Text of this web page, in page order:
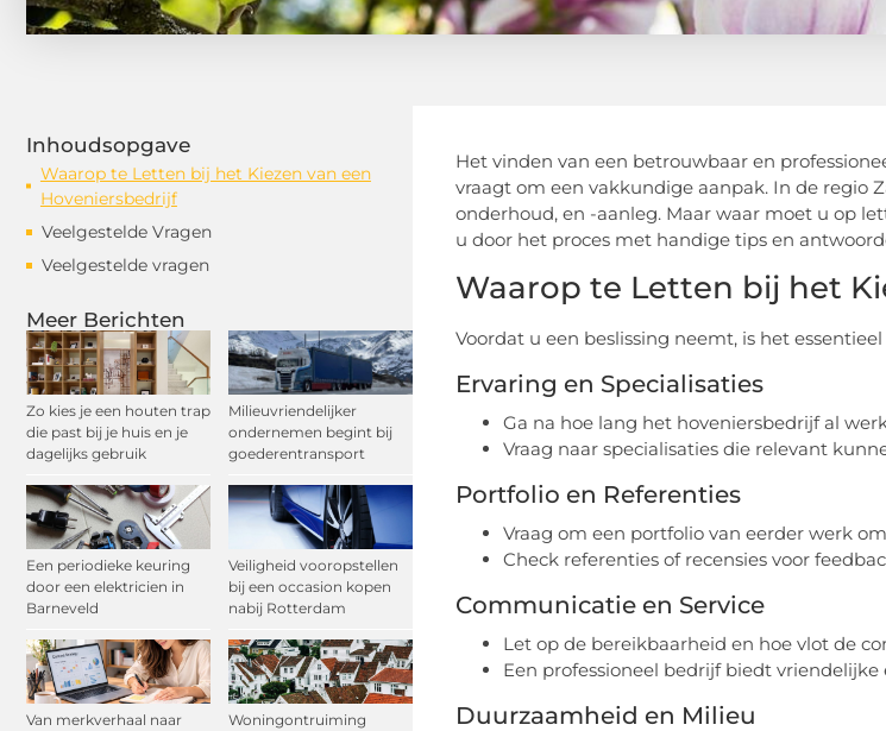
Inhoudsopgave
Waarop te Letten bij het Kiezen van een
Hoveniersbedrijf
Veelgestelde Vragen
Veelgestelde vragen
Meer Berichten
Zo kies je een houten trap
die past bij je huis en je
dagelijks gebruik
Milieuvriendelijker
ondernemen begint bij
goederentransport
Een periodieke keuring
door een elektricien in
Barneveld
Veiligheid vooropstellen
bij een occasion kopen
nabij Rotterdam
Van merkverhaal naar
Woningontruiming
Het vinden van een betrouwbaar en
vraagt om een vakkundige aanpak. In de regio
onderhoud, en -aanleg. Maar waar moet u op
u door het proces met handige tips en
Waarop te Letten bij het
Voordat u een beslissing neemt, is het
Ervaring en Specialisaties
Ga na hoe lang het hoveniersbedrijf al
Vraag naar specialisaties die relevant
Portfolio en Referenties
Vraag om een portfolio van eerder werk
Check referenties of recensies voor
Communicatie en Service
Let op de bereikbaarheid en hoe vlot de
Een professioneel bedrijf biedt
Duurzaamheid en Milieu